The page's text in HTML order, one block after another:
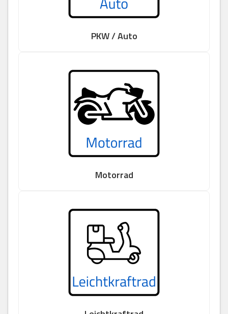
PKW / Auto
Motorrad